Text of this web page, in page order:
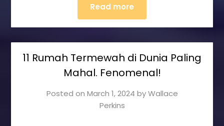
Read more
11 Rumah Termewah di Dunia Paling
Mahal. Fenomenal!
Posted on March 1, 2024 byWallace
Perkins